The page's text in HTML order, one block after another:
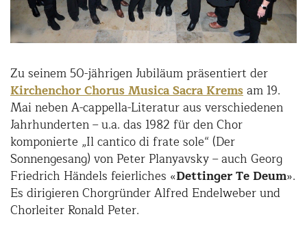
Zu seinem 50-jährigen Jubiläum präsentiert der
Kirchenchor Chorus Musica Sacra Kremsam 19.
Mai neben A-cappella-Literatur aus verschiedenen
Jahrhunderten – u.a. das 1982 für den Chor
komponierte „Il cantico di frate sole“ (Der
Sonnengesang) von Peter Planyavsky – auch Georg
Friedrich Händels feierliches «Dettinger Te Deum».
Es dirigieren Chorgründer Alfred Endelweber und
Chorleiter Ronald Peter.